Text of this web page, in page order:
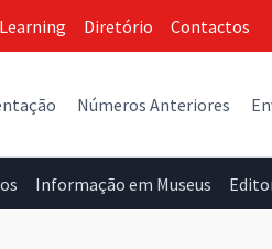
Diretório Contactos
Números Anteriores
Informação em Museus